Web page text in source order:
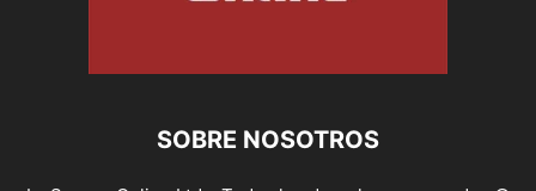
SOBRE NOSOTROS